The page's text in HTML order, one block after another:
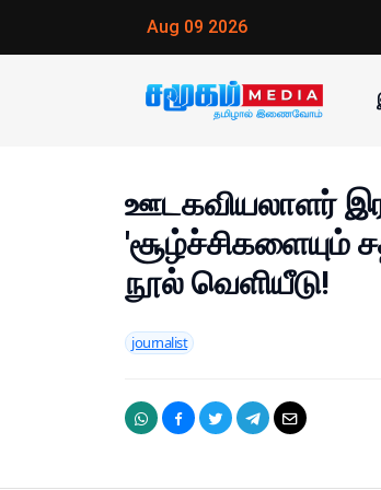
Aug 09 2026
ஊடகவியலாளர்
'சூழ்ச்சிகளையும்
நூல் வெளியீடு!
journalist